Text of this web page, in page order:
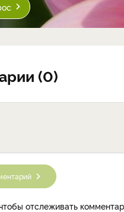
(0)
отслеживать